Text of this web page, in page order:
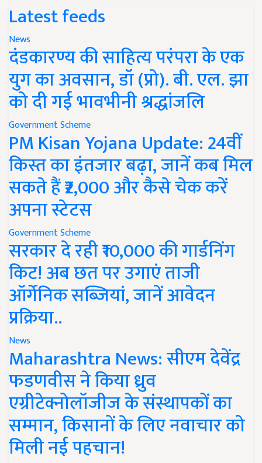
Latest feeds
News
दंडकारण्य की साहित्य परंपरा के एक
युग का अवसान, डॉ (प्रो). बी. एल. झा
को दी गई भावभीनी श्रद्धांजलि
Government Scheme
PM Kisan Yojana Update: 24वीं
किस्त का इंतजार बढ़ा, जानें कब मिल
सकते हैं ₹2,000 और कैसे चेक करें
अपना स्टेटस
Government Scheme
सरकार दे रही ₹10,000 की गार्डनिंग
किट! अब छत पर उगाएं ताजी
ऑर्गेनिक सब्जियां, जानें आवेदन
प्रक्रिया..
News
Maharashtra News: सीएम देवेंद्र
फडणवीस ने किया ध्रुव
एग्रीटेक्नोलॉजीज के संस्थापकों का
सम्मान, किसानों के लिए नवाचार को
मिली नई पहचान!